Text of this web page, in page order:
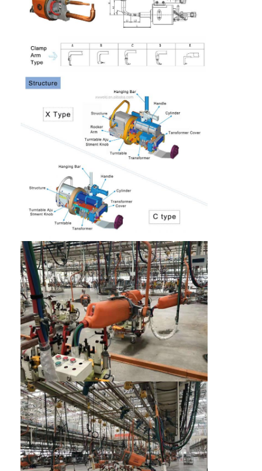
เครื่องเชื่อมหลายจุด
เครื่องเชื่อมจุดด้วยตนเอง
เครื่องเชื่อมจุดเดียว
เครื่องเชื่อมตะเข็บ
ปืนปั่นจุดหุ่นยนต์
เครื่องเชื่อมเลเซอร์
เครื่องเชื่อมสตั๊ด
สายเคเบิ้ลแบบไม่มี Kickless
เครื่องป้อนน๊อต
จุดเชื่อมทองแดงอิเล็กโทรด
เครื่องปรับระดับสปริงอุตสาหกรรม
เครื่องดึงรอยบุบรถยนต์
เครื่องเชื่อมจุดการปล่อย capacitor